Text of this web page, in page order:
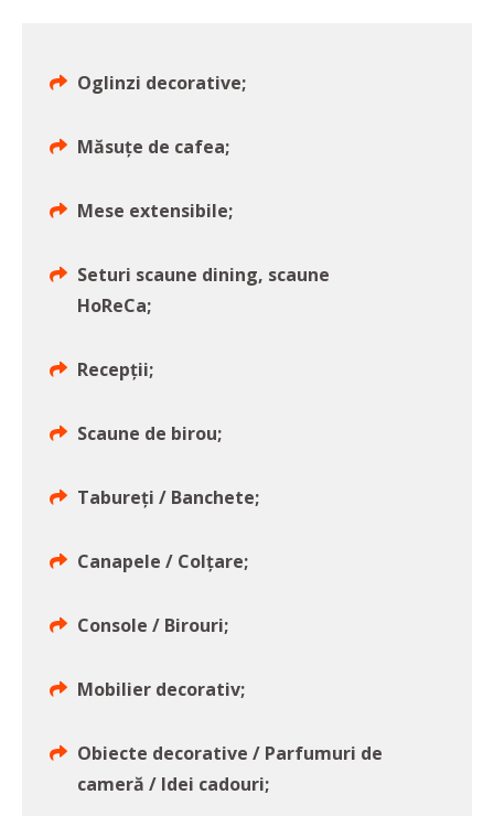
Oglinzi decorative;
Măsuțe de cafea;
Mese extensibile;
Seturi scaune dining, scaune
HoReCa;
Recepţii;
Scaune de birou;
Tabureți / Banchete;
Canapele / Colțare;
Console / Birouri;
Mobilier decorativ;
Obiecte decorative / Parfumuri de
cameră / Idei cadouri;